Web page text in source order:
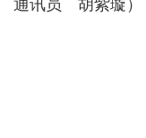
通讯员 胡紫璇）